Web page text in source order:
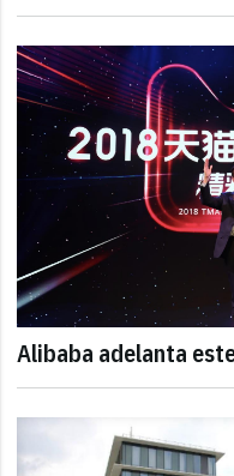
Alibaba adelanta